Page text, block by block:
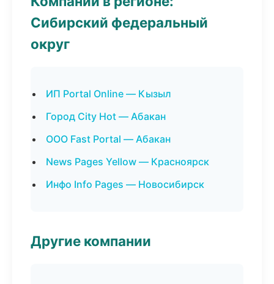
Сибирский федеральный
округ
ИП Portal Online — Кызыл
Город City Hot — Абакан
ООО Fast Portal — Абакан
News Pages Yellow — Красноярск
Инфо Info Pages — Новосибирск
Другие компании